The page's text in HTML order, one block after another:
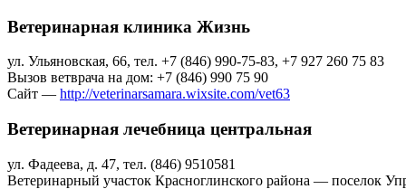
Ветеринарная клиника Жизнь
ул. Ульяновская, 66, тел. +7 (846) 990-75-83, +7 927 260 75 83
Вызов ветврача на дом: +7 (846) 990 75 90
Сайт — http://veterinarsamara.wixsite.com/vet63
Ветеринарная лечебница центральная
ул. Фадеева, д. 47, тел. (846) 9510581
Ветеринарный участок Красноглинского района — поселок